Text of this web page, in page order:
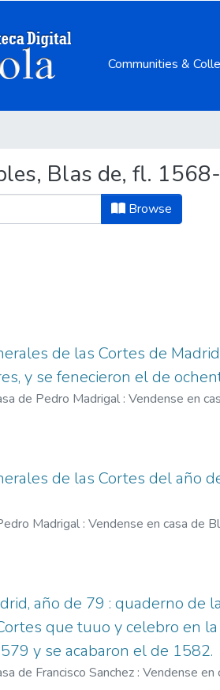
Communities &
Blas de, fl.
Browse
de las Cortes de
y se fenecieron el de
de Pedro Madrigal : Vendense en
1586-1600
de las Cortes del año
Madrigal : Vendense en casa de
año de 79 : quaderno de
que tuuo y celebro en
y se acabaron el de 1582.
de Francisco Sanchez : Vendense